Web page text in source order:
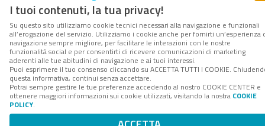
I tuoi contenuti, la tua privacy!
Su questo sito utilizziamo cookie tecnici necessari alla navigazione e funzionali
all’erogazione del servizio. Utilizziamo i cookie anche per fornirti un’esperienza
navigazione sempre migliore, per facilitare le interazioni con le nostre
funzionalità social e per consentirti di ricevere comunicazioni di marketing
aderenti alle tue abitudini di navigazione e ai tuoi interessi.
Puoi esprimere il tuo consenso cliccando su ACCETTA TUTTI I COOKIE.
questa informativa, continui senza accettare.
Potrai sempre gestire le tue preferenze accedendo al nostro COOKIE CENTER e
ottenere maggiori informazioni sui cookie utilizzati, visitando la nostra COOKIE
POLICY.
COPIA LINK